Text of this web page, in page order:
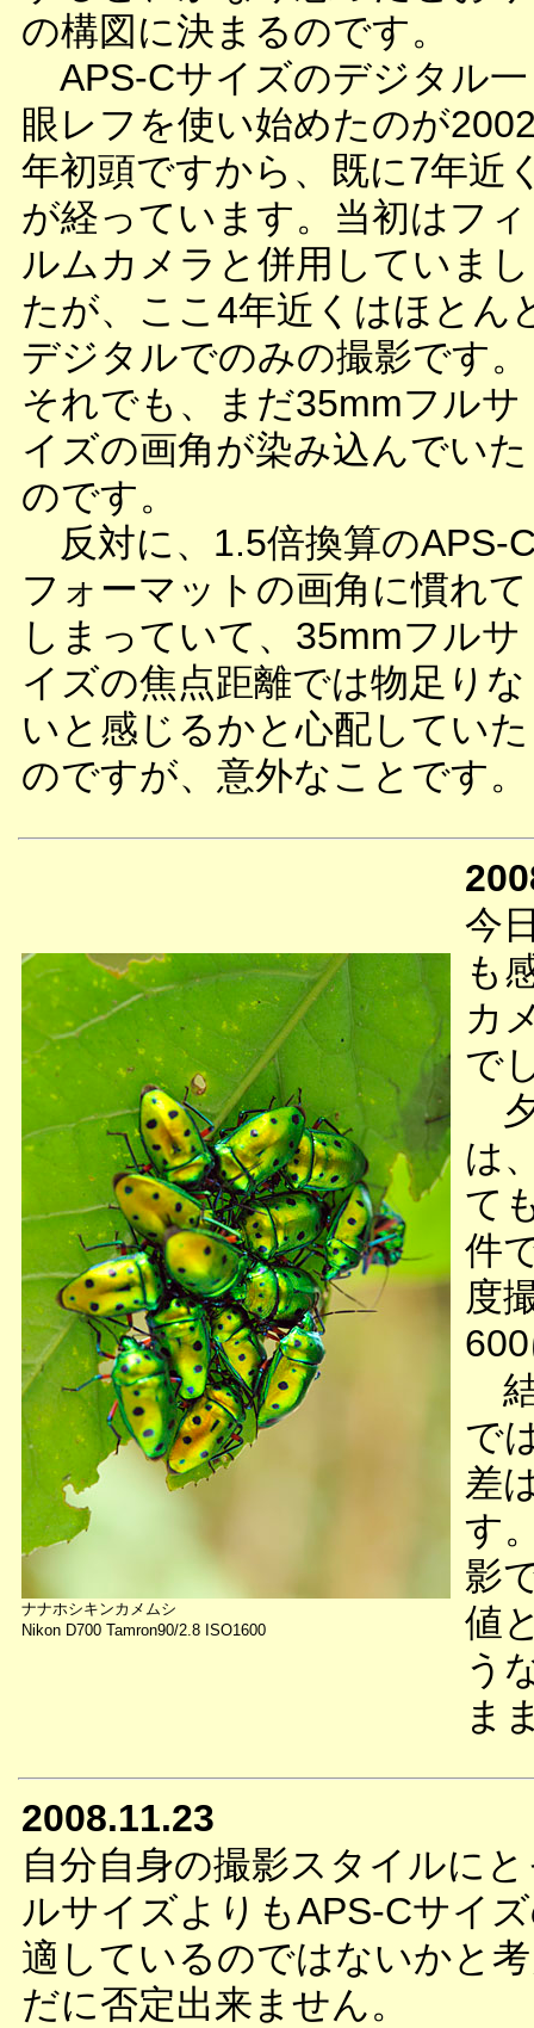
の構図に決まるのです。
APS-Cサイズのデジタル一
眼レフを使い始めたのが
年初頭ですから、既に7年近
が経っています。当初はフィ
ルムカメラと併用していまし
たが、ここ4年近くはほとん
デジタルでのみの撮影です。
それでも、まだ35mmフルサ
イズの画角が染み込んでいた
のです。
反対に、1.5倍換算のAPS-
フォーマットの画角に慣れて
しまっていて、35mmフルサ
イズの焦点距離では物足りな
いと感じるかと心配していた
のですが、意外なことです。
ナナホシキンカメムシ
Nikon D700 Tamron90/2.8 ISO1600
今
も
カ
で
夕
は
て
件
度
で
差
す
影
値
う
ま
2008.11.23
自分自身の撮影スタイルに
ルサイズよりもAPS-Cサイ
適しているのではないかと
だに否定出来ません。